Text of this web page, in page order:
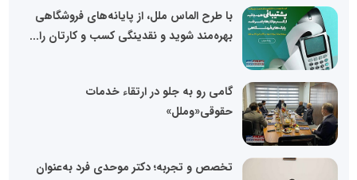
با طرح الماس ملل، از پایانه‌های فروشگاهی
بهره‌مند شوید و نقدینگی کسب و کارتان را...
گامی رو به جلو در ارتقاء خدمات
حقوقی«وملل»
تخصص و تجربه؛ دکتر موحدی فرد به‌عنوان